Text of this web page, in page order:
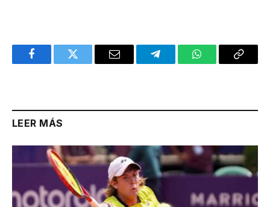
FacebookTwitter Email TelegramWhatsAppCopy
LEER MÁS